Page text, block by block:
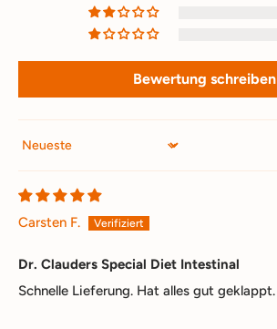
Bewertung schreiben
Sort by
Carsten F.
Dr. Clauders Special Diet Intestinal
Schnelle Lieferung. Hat alles gut geklappt.